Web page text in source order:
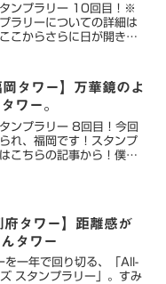
ンプラリー 10回目！※
ラリーについての詳細は
こからさらに日が開きま
いと達成できません。そ
、いった...
岡タワー】万華鏡のよ
ワー。
ンプラリー 8回目！今回
れ、福岡です！スタンプ
こちらの記事から！僕の
府タワー】距離感が
タワー
一年で回り切る、「All-
スタンプラリー」。すみ